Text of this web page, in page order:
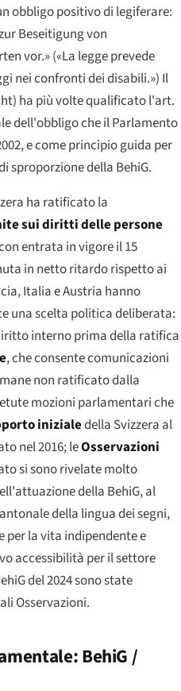
obbligo positivo di legiferare:
Beseitigung von
vor.»(«La legge prevede
nei confronti dei disabili.») Il
ha più volte qualificato l'art.
dell'obbligo che il Parlamento
e come principio guida per
sproporzione della BehiG.
ha ratificato la
sui diritti delle persone
entrata in vigore il 15
in netto ritardo rispetto ai
Italia e Austria hanno
una scelta politica deliberata:
interno prima della ratifica
, che consente comunicazioni
non ratificato dalla
mozioni parlamentari che
inizialedella Svizzera al
nel 2016; leOsservazioni
si sono rivelate molto
della BehiG, al
della lingua dei segni,
la vita indipendente e
accessibilità per il settore
del 2024 sono state
Osservazioni.
BehiG /